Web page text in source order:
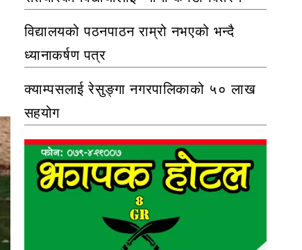
विद्यालयको पठनपाठन राम्रो नभएको भन्दै
ध्यानाकर्षण पत्र
क्याम्पसलाई रेसुङ्गा नगरपालिकाको ५० लाख
सहयोग